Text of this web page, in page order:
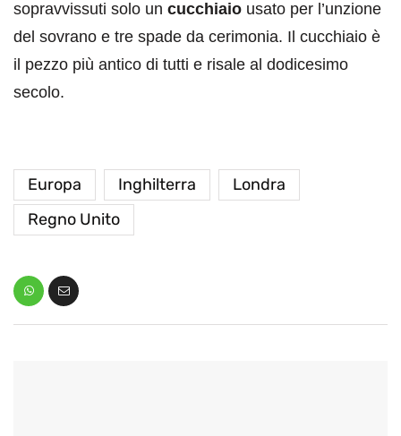
sopravvissuti solo un cucchiaio usato per l’unzione
del sovrano e tre spade da cerimonia. Il cucchiaio è
il pezzo più antico di tutti e risale al dodicesimo
secolo.
Europa Inghilterra
Londra
Regno Unito